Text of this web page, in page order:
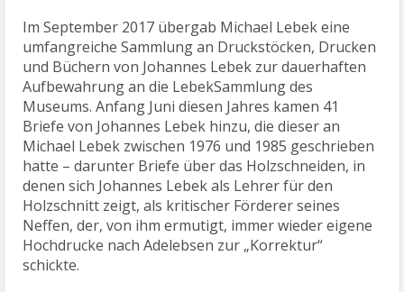
Im September 2017 übergab Michael Lebek eine
umfangreiche Sammlung an Druckstöcken, Drucken
und Büchern von Johannes Lebek zur dauerhaften
Aufbewahrung an die LebekSammlung des
Museums. Anfang Juni diesen Jahres kamen 41
Briefe von Johannes Lebek hinzu, die dieser an
Michael Lebek zwischen 1976 und 1985 geschrieben
hatte – darunter Briefe über das Holzschneiden, in
denen sich Johannes Lebek als Lehrer für den
Holzschnitt zeigt, als kritischer Förderer seines
Neffen, der, von ihm ermutigt, immer wieder eigene
Hochdrucke nach Adelebsen zur „Korrektur“
schickte.